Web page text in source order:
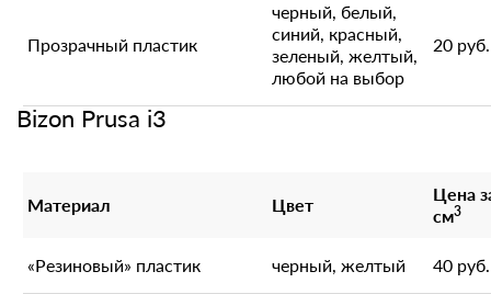
Прозрачный пластик
черный, белый,
синий, красный,
зеленый, желтый,
любой на выбор
20 руб.
Bizon Prusa i3
Материал Цвет
Цена
см3
«Резиновый» пластик черный, желтый 40 руб.